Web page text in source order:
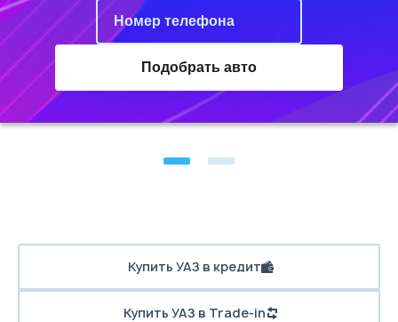
Подобрать авто
Купить УАЗ в кредит
Купить УАЗ в Trade-in